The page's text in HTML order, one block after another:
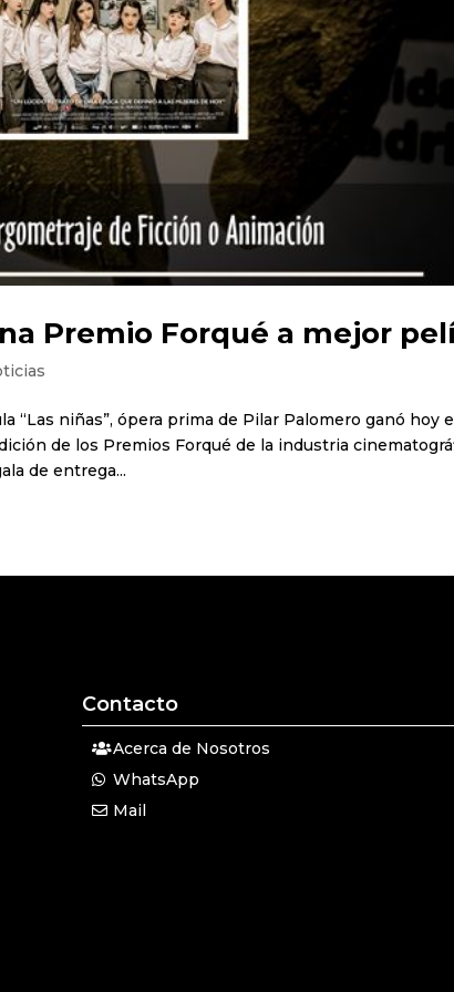
Premio Forqué a mejor
“Las niñas”, ópera prima de Pilar Palomero ganó hoy
de los Premios Forqué de la industria
de entrega...
Contacto
Acerca de Nosotros
WhatsApp
Mail